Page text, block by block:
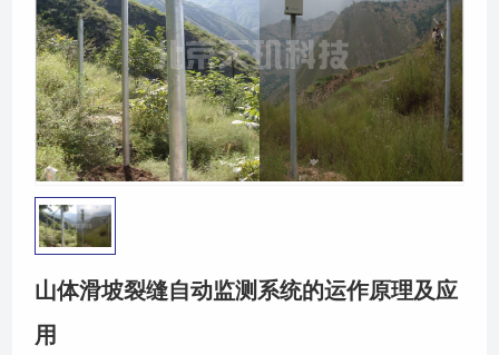
山体滑坡裂缝自动监测系统的运作原理及应
用